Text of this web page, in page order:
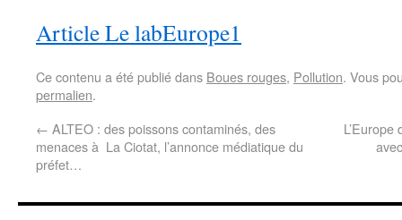
Article Le labEurope1
Ce contenu a été publié dans Boues rouges, Pollution. Vous
permalien.
← ALTEO : des poissons contaminés, des
menaces à La Ciotat, l’annonce médiatique du
préfet…